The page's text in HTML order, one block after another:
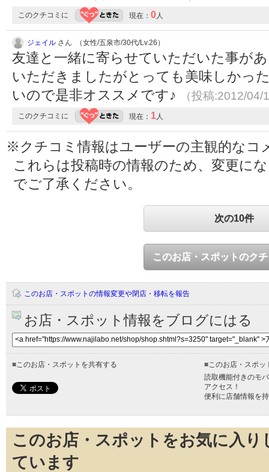
このクチコミに 現在： 0 人
ジェイル さん （女性/五泉市/30代/Lv.26）
友達と一緒に寄らせていただいた事が
いただきましたがとっても美味しかっ
いので是非オススメです♪
（投稿:2012/
このクチコミに 現在： 1 人
※クチコミ情報はユーザーの主観的なコ
これらは投稿時の情報のため、変更に
でご了承ください。
次の10件
このお店・スポットのク
このお店・スポットの情報変更や閉店・移転を報告
お店・スポット情報をブログにはる
■ このお店・スポットを共有する ■ このお店・スポ
読取機能付きのモ
アクセス！
便利に店舗情報を
このお店・スポットをお気に入
ています